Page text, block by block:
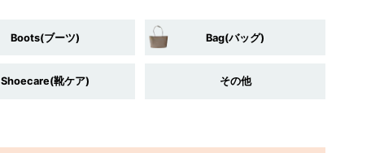
Boots(ブーツ) Bag(バッグ)
Shoecare(靴ケア) その他